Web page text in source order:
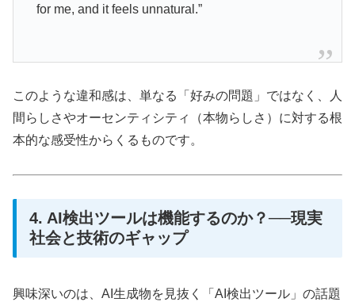
for me, and it feels unnatural.”
このような違和感は、単なる「好みの問題」ではなく、人
間らしさやオーセンティシティ（本物らしさ）に対する根
本的な感受性からくるものです。
4. AI検出ツールは機能するのか？──現実
社会と技術のギャップ
興味深いのは、AI生成物を見抜く「AI検出ツール」の話題